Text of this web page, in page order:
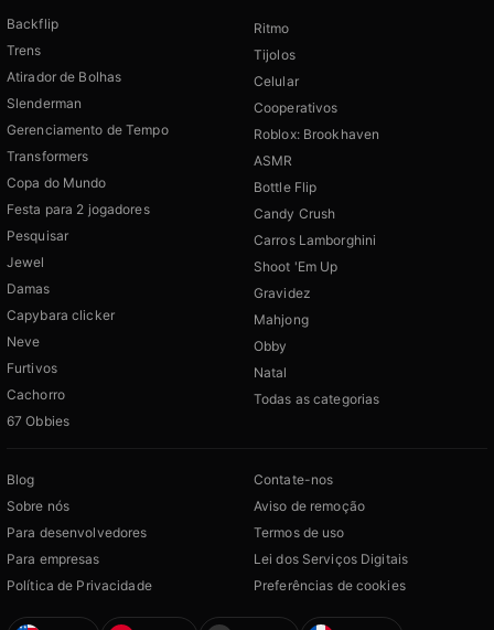
Backflip
Trens
Atirador de Bolhas
Slenderman
Gerenciamento de Tempo
Transformers
Copa do Mundo
Festa para 2 jogadores
Pesquisar
Jewel
Damas
Capybara clicker
Neve
Furtivos
Cachorro
67 Obbies
Ritmo
Tijolos
Celular
Cooperativos
Roblox: Brookhaven
ASMR
Bottle Flip
Candy Crush
Carros Lamborghini
Shoot 'Em Up
Gravidez
Mahjong
Obby
Natal
Todas as categorias
Blog
Sobre nós
Para desenvolvedores
Para empresas
Política de Privacidade
Contate-nos
Aviso de remoção
Termos de uso
Lei dos Serviços Digitais
Preferências de cookies